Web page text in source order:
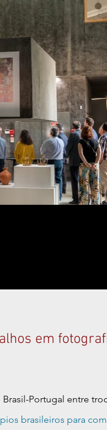
em
Portugal entre
brasileiros para